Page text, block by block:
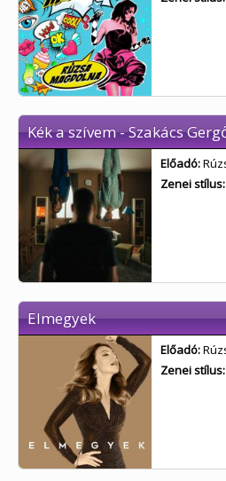
Kék a szívem - Szakács
Előadó:
Zenei stílus:
Elmegyek
Előadó:
Zenei stílus: